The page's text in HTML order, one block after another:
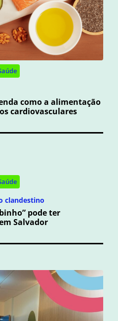
como a alimentação
cardiovasculares
clandestino
pode ter
Salvador